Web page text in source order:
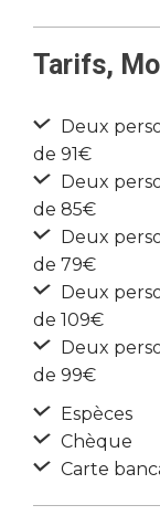
Tarifs,
Deux
de 91€
Deux
de 85€
Deux
de 79€
Deux
de 109€
Deux
de 99€
Espèces
Chèque
Carte